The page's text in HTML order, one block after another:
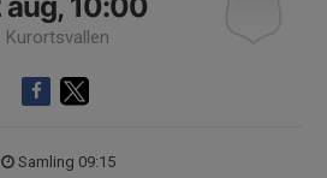
Kurortsvallen
Samling 09:15